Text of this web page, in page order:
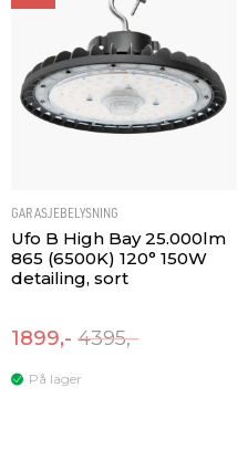
GARASJEBELYSNING
Ufo B High Bay 25.000lm
865 (6500K) 120° 150W
detailing, sort
1899,- 4395,-
På lager